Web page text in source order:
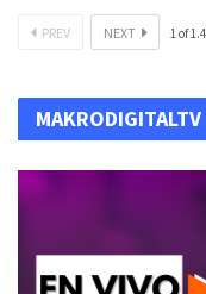
PREV NEXT 1of
MAKRODIGITALTV